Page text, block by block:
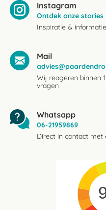
Instagram
Ontdek onze stories
Inspiratie & informatie
Mail
Wij reageren binnen
vragen
Whatsapp
06-21959869
Direct in contact met